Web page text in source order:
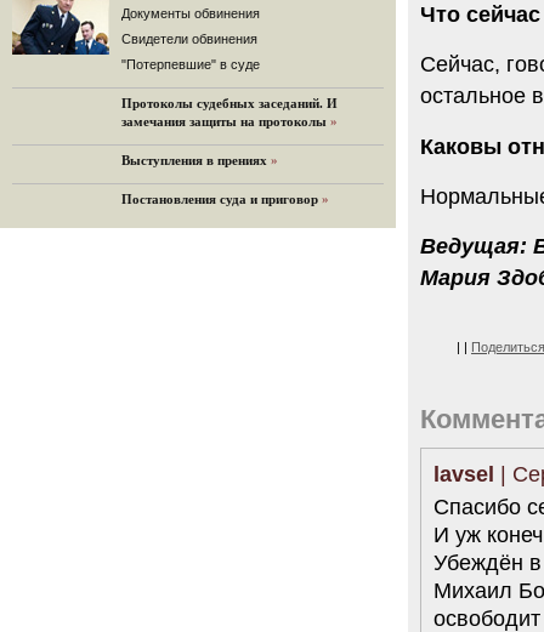
поддержали 12%.
129 комментариев
Вечер у Ходорковских. Вспоминает Иван Стариков.
11.08.2014
«Удивительно сильная, мощная и
достойная только преклонения
Документы обвинения
Свидетели обвинения
"Потерпевшие" в суде
Протоколы судебных заседаний. И
замечания защиты на протоколы »
Выступления в прениях »
Постановления суда и приговор »
Что
Сейчас,
остальное
Каковы
Ведущая:
Мария
| | Поделиться
lavsel |
Спасибо
И уж
Убеждён в
Михаил